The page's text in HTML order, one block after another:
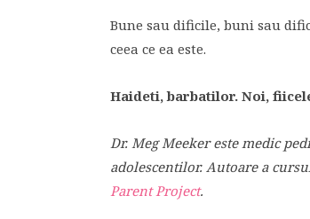
Bune sau dificile, buni sau
ceea ce ea este.
Haideti, barbatilor. Noi,
Dr. Meg Meeker este medic
adolescentilor. Autoare a
Parent Project.